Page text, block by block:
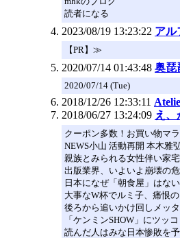
読者になる
2023/08/19 13:23:22 アル
【PR】≫
2020/07/14 01:43:48 奥琵
2020/07/14 (Tue)
2018/12/26 12:33:11
2018/06/27 13:24:09 え、
クーポン多数！お買い物マ
NEWS小山 活動再開 本木雅
親族とみられる女性伴い家
出版業界、いよいよ崩壊の
日本になぜ「朝食屋」はな
大事なW杯でルミ子、痛恨
後ろから追いかけ回しメッ
「ケンミンSHOW」にツッ
読んだ人はみな日本惨敗を